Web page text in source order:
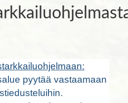
pyytää vastaamaan